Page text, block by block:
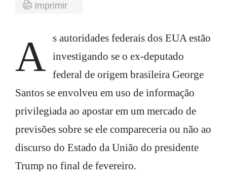
Imprimir
As autoridades federais dos EUA estão investigando se o ex-deputado
federal de origem brasileira George
Santos se envolveu em uso de informação
privilegiada ao apostar em um mercado de
previsões sobre se ele compareceria ou não ao
discurso do Estado da União do presidente
Trump no final de fevereiro.